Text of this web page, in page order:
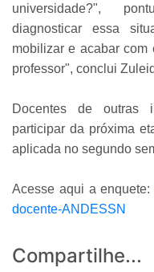
universidade?",
diagnosticar essa
mobilizar e acabar com
professor", conclui
Docentes de outras
participar da próxima
aplicada no segundo
Acesse aqui a enquete:
docente-ANDESSN
Compartilhe...